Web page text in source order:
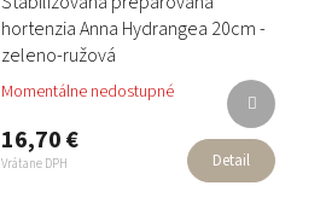
hortenzia Anna Hydrangea 20cm -
zeleno-ružová
Momentálne nedostupné
16,70 €
Vrátane DPH Detail
Ďalší
produkt